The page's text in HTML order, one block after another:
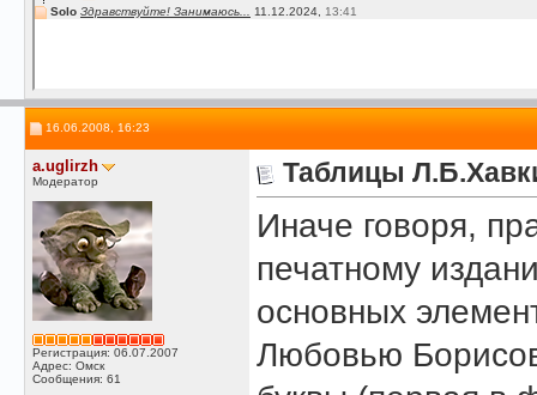
Solo Здравствуйте! Занимаюсь... 11.12.2024, 13:41
16.06.2008, 16:23
a.uglirzh
Модератор
Регистрация: 06.07.2007
Адрес: Омск
Сообщения: 61
Таблицы
Иначе говоря,
печатному
основных
Любовью